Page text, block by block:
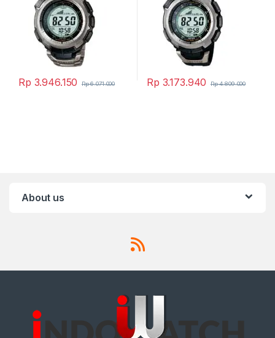
Rp 3.946.150 Rp6.071.000 Rp 3.173.940 Rp4.809.000
About us